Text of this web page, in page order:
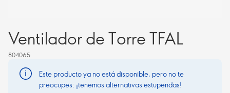
Ventilador de Torre TFAL
804065
Este producto ya no está disponible, pero no te
preocupes: ¡tenemos alternativas estupendas!